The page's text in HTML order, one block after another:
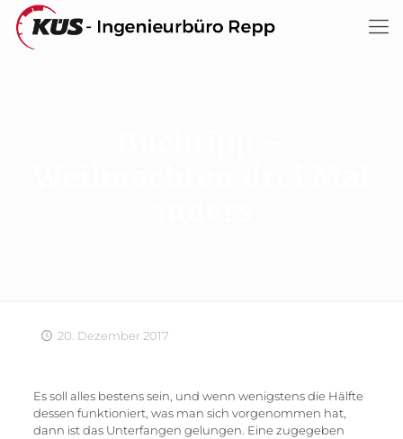
20. Dezember 2017
Es soll alles bestens sein, und wenn wenigstens die Hälfte
dessen funktioniert, was man sich vorgenommen hat,
dann ist das Unterfangen gelungen. Eine zugegeben